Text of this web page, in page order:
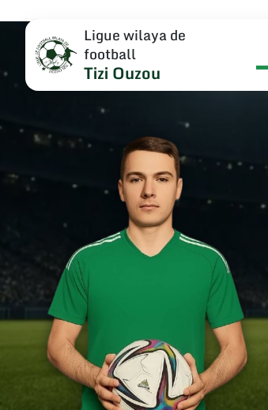
Ligue wilaya de
football
Tizi Ouzou